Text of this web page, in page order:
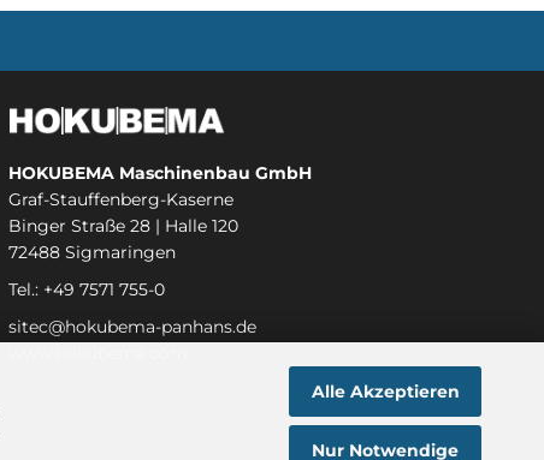
Alle Akzeptieren
Nur Notwendige
HOKUBEMA Maschinenbau GmbH
Graf-Stauffenberg-Kaserne
Binger Straße 28 | Halle 120
72488 Sigmaringen
Tel.: +49 7571 755-0
sitec@hokubema-panhans.de